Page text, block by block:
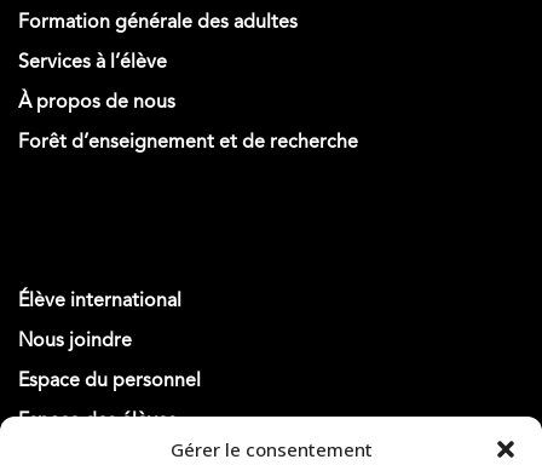
Gérer le consentement
Formation générale des adultes
Services à l’élève
À propos de nous
Forêt d’enseignement et de recherche
Élève international
Nous joindre
Espace du personnel
Espace des élèves